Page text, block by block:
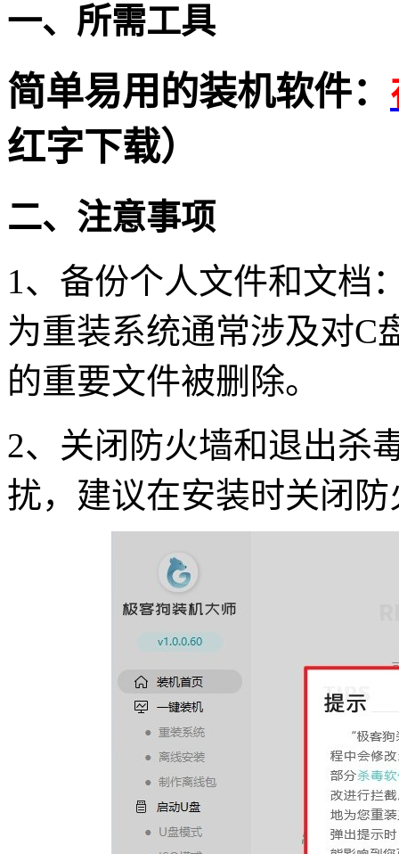
一、所需工具
简单易用的装机软件：
红字下载）
二、注意事项
1 、备份个人文件和文档
为重装系统通常涉及对C
的重要文件被删除。
2、关闭防火墙和退出杀
扰，建议在安装时关闭